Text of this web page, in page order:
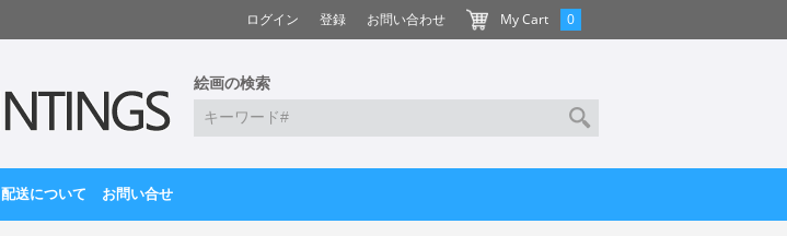
ログイン 登録 お問い合わせ My Cart 0
絵画の検索
配送について お問い合せ